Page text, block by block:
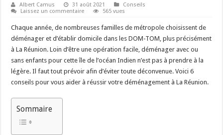
Albert Camus 31 août 2021
Conseils
Laissez un commentaire
565 vues
Chaque année, de nombreuses familles de métropole choisissent de
déménager et d’établir domicile dans les DOM-TOM, plus précisément
à La Réunion. Loin d’être une opération facile, déménager avec ou
sans enfants pour cette île de l’océan Indien n’est pas à prendre à la
légère. Il faut tout prévoir afin d’éviter toute déconvenue. Voici 6
conseils pour vous aider à réussir votre déménagement à La Réunion.
Sommaire